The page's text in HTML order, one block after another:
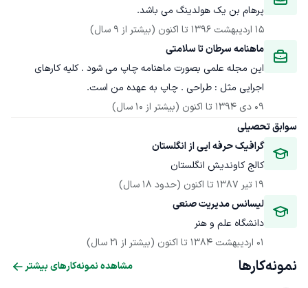
پرهام بن یک هولدینگ می باشد.
15 اردیبهشت 1396
تا اکنون (بیشتر از 9 سال)
ماهنامه سرطان تا سلامتی
این مجله علمی بصورت ماهنامه چاپ می شود . کلیه کارهای
اجرایی مثل : طراحی . چاپ به عهده من است.
09 دی 1394
تا اکنون (بیشتر از 10 سال)
سوابق تحصیلی
گرافیک حرفه ایی از انگلستان
کالج کاوندیش انگلستان
19 تیر 1387
تا اکنون (حدود 18 سال)
لیسانس مدیریت صنعی
دانشگاه علم و هنر
01 اردیبهشت 1384
تا اکنون (بیشتر از 21 سال)
نمونه‌کارها مشاهده نمونه‌کارهای بیشتر